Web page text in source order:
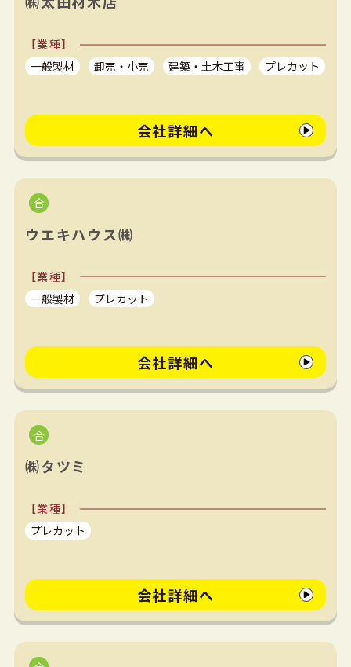
【業種】
一般製材
卸売・小売 建築・土木工事 プレカット
会社詳細へ
ウエキハウス㈱
【業種】
一般製材
プレカット
会社詳細へ
㈱タツミ
【業種】
プレカット
会社詳細へ